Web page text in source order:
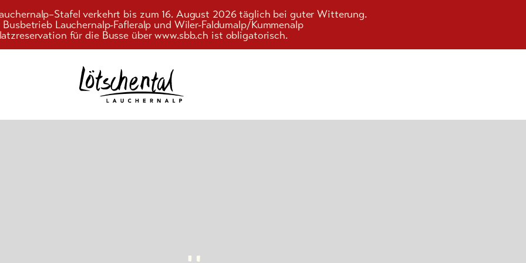
verkehrt bis zum 16. August 2026 täglich bei guter Witterung.
Busbetrieb Lauchernalp-Fafleralp und Wiler-Faldumalp/Kummenalp
für die Busse über www.sbb.ch ist obligatorisch.